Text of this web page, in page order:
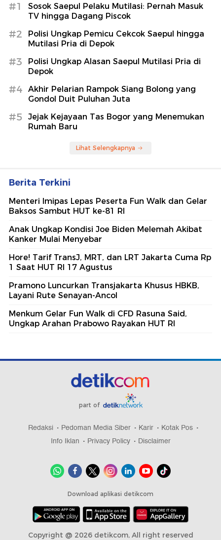
#1
Sosok Saepul Pelaku Mutilasi: Pernah Masuk
TV hingga Dagang Piscok
#2
Polisi Ungkap Pemicu Cekcok Saepul hingga
Mutilasi Pria di Depok
#3
Polisi Ungkap Alasan Saepul Mutilasi Pria di
Depok
#4
Akhir Pelarian Rampok Siang Bolong yang
Gondol Duit Puluhan Juta
#5
Jejak Kejayaan Tas Bogor yang Menemukan
Rumah Baru
Lihat Selengkapnya
Berita Terkini
Menteri Imipas Lepas Peserta Fun Walk dan Gelar
Baksos Sambut HUT ke-81 RI
Anak Ungkap Kondisi Joe Biden Melemah Akibat
Kanker Mulai Menyebar
Hore! Tarif TransJ, MRT, dan LRT Jakarta Cuma Rp
1 Saat HUT RI 17 Agustus
Pramono Luncurkan Transjakarta Khusus HBKB,
Layani Rute Senayan-Ancol
Menkum Gelar Fun Walk di CFD Rasuna Said,
Ungkap Arahan Prabowo Rayakan HUT RI
part of
Redaksi Pedoman Media Siber Karir
Kotak Pos
Info Iklan
Privacy Policy Disclaimer
Download aplikasi detikcom
Copyright @ 2026 detikcom, All right reserved